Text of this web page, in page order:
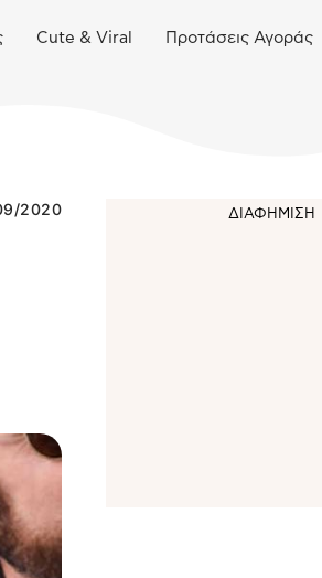
Cute & Viral Προτάσεις Αγοράς
2020